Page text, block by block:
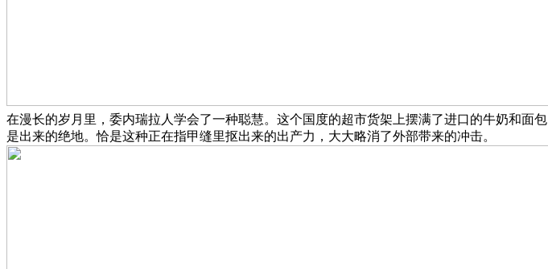
在漫长的岁月里，委内瑞拉人学会了一种聪慧。这个国度的超市货架上摆满了进口的牛奶和面
是出来的绝地。恰是这种正在指甲缝里抠出来的出产力，大大略消了外部带来的冲击。